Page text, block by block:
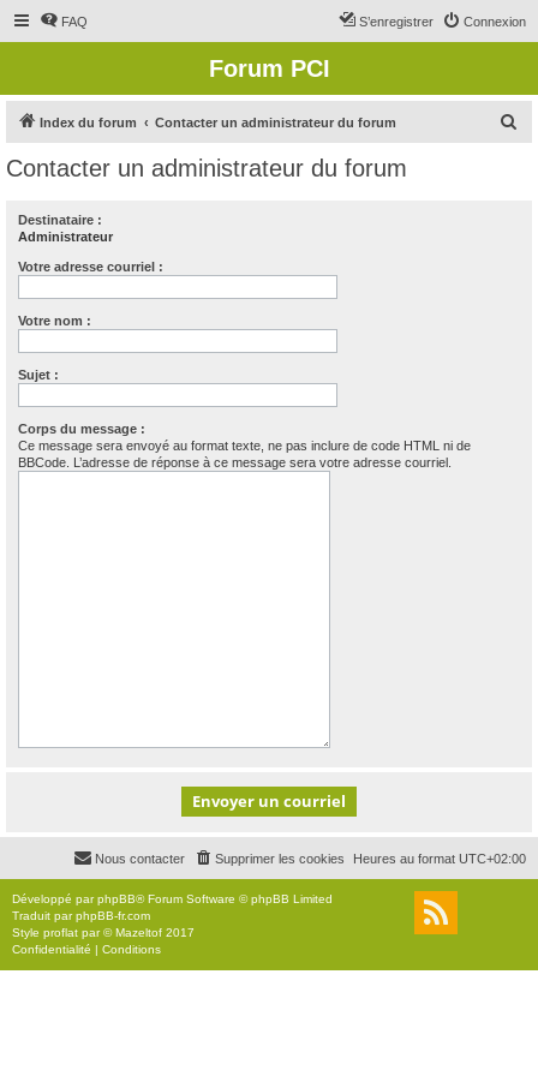
FAQ Connexion
S’enregistrer
Forum PCI
Index du forum Contacter un administrateur du forum
Contacter un administrateur du forum
Destinataire :
Administrateur
Votre adresse courriel :
Votre nom :
Sujet :
Corps du message :
Ce message sera envoyé au format texte, ne pas inclure de code HTML ni de
BBCode. L’adresse de réponse à ce message sera votre adresse courriel.
Heures au format UTC+02:00
Supprimer les cookies
Nous contacter
Développé parphpBB® Forum Software © phpBB Limited
Traduit parphpBB-fr.com
Style proflat par ©Mazeltof 2017
Confidentialité | Conditions